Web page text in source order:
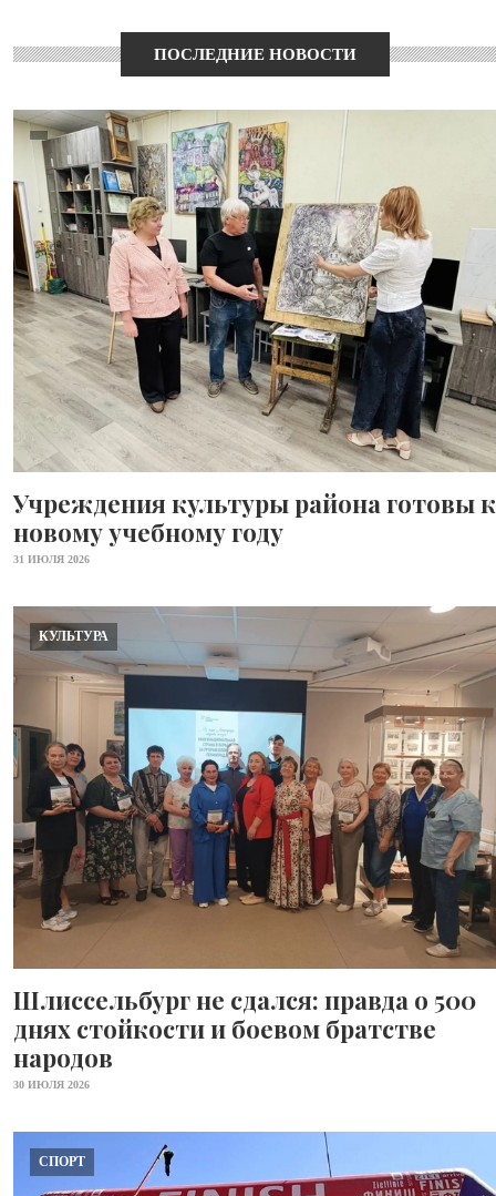
ПОСЛЕДНИЕ НОВОСТИ
Учреждения культуры района готовы к
новому учебному году
31 ИЮЛЯ 2026
КУЛЬТУРА
Шлиссельбург не сдался: правда о 500
днях стойкости и боевом братстве
народов
30 ИЮЛЯ 2026
СПОРТ